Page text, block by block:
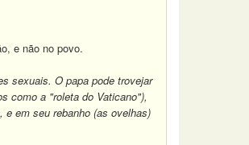
e não no povo.
sexuais. O papa pode trovejar
como a "roleta do Vaticano"),
em seu rebanho (as ovelhas)